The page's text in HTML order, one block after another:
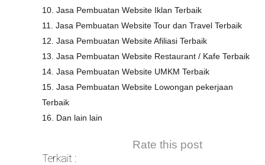
10. Jasa Pembuatan Website Iklan Terbaik
11. Jasa Pembuatan Website Tour dan Travel Terbaik
12. Jasa Pembuatan Website Afiliasi Terbaik
13. Jasa Pembuatan Website Restaurant / Kafe Terbaik
14. Jasa Pembuatan Website UMKM Terbaik
15. Jasa Pembuatan Website Lowongan pekerjaan
Terbaik
16. Dan lain lain
Rate this post
Terkait :